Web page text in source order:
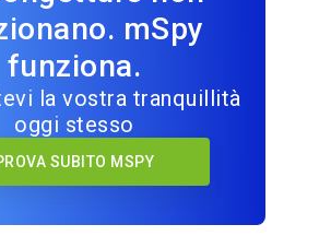
mSpy
funziona.
la vostra tranquillità
oggi stesso
SUBITO MSPY